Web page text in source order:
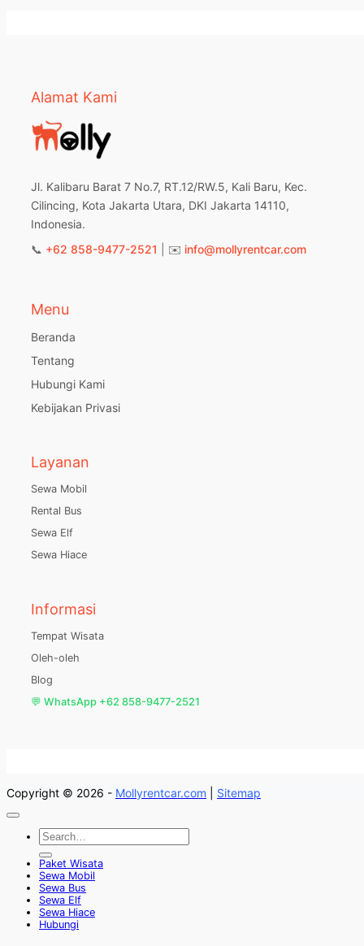
Alamat Kami
Jl. Kalibaru Barat 7 No.7, RT.12/RW.5, Kali Baru, Kec.
Cilincing, Kota Jakarta Utara, DKI Jakarta 14110,
Indonesia.
📞 +62 858-9477-2521 | ✉️ info@mollyrentcar.com
Menu
Beranda
Tentang
Hubungi Kami
Kebijakan Privasi
Layanan
Sewa Mobil
Rental Bus
Sewa Elf
Sewa Hiace
Informasi
Tempat Wisata
Oleh-oleh
Blog
💬 WhatsApp +62 858-9477-2521
Copyright © 2026 - Mollyrentcar.com Sitemap
Paket Wisata
Sewa Mobil
Sewa Bus
Sewa Elf
Sewa Hiace
Hubungi